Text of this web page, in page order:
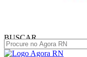
BUSCAR